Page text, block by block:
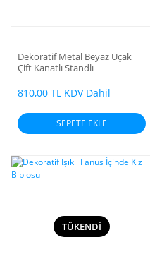
Dekoratif Metal Beyaz Uçak
Çift Kanatlı Standlı
810,00 TL KDV Dahil
SEPETE EKLE
TÜKENDİ